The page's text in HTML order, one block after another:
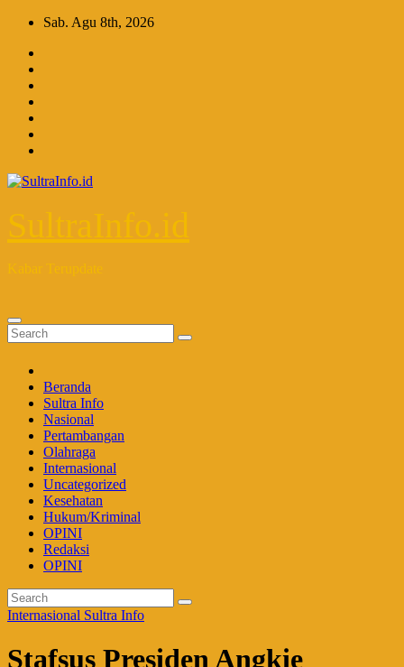
Skip
content
Sab. Agu 8th, 2026
SultraInfo.id
Kabar Terupdate
Beranda
Sultra Info
Nasional
Pertambangan
Olahraga
Internasional
Uncategorized
Kesehatan
Hukum/Kriminal
OPINI
Redaksi
OPINI
Internasional Sultra Info
Stafsus Presiden Angkie